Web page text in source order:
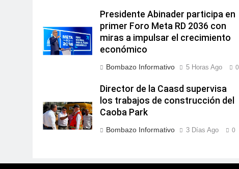
Presidente Abinader participa en
primer Foro Meta RD 2036 con
miras a impulsar el crecimiento
económico
Bombazo Informativo 5 Horas Ago 0
Director de la Caasd supervisa
los trabajos de construcción del
Caoba Park
Bombazo Informativo 3 Días Ago 0